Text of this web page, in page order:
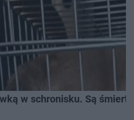
w schronisku. Są